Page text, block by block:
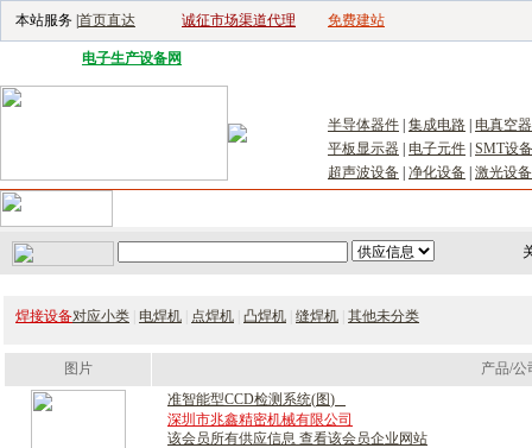
本站服务 | 首页直达 诚征市场渠道代理 免费建站
电子生产设备网
半导体器件 集成电路
电真空
平板显示器
电子元件 SMT设备
超声波设备 净化设备 激光设备
焊接设备对应小类 电焊机 点焊机 凸焊机 缝焊机 其他未分类
图片
产品/公
准智能型CCD检测 系统(图)
深圳市兆鑫精密机械有限公司
该会员所有供应信息 查看该会员企业网站